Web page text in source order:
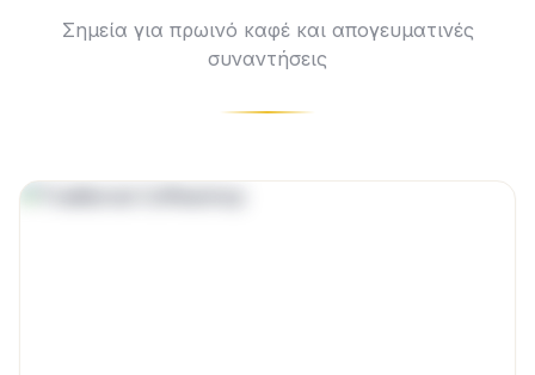
Σημεία για πρωινό καφέ και απογευματινές
συναντήσεις